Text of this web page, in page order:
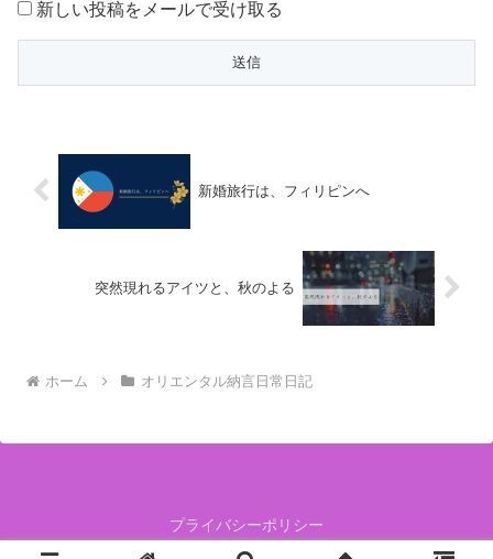
新しい投稿をメールで受け取る
新婚旅行は、フィリピンへ
突然現れるアイツと、秋のよる
ホーム オリエンタル納言日常日記
プライバシーポリシー